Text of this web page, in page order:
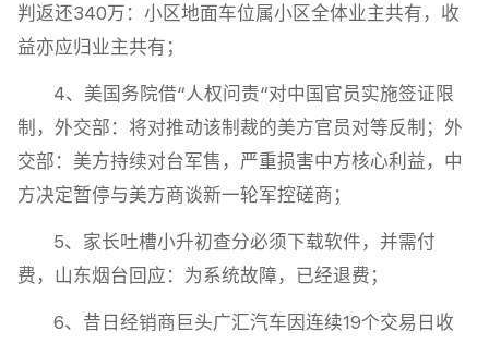
判返还340万：小区地面车位属小区全体业主共有，收
益亦应归业主共有；
4、美国务院借“人权问责“对中国官员实施签证限
制，外交部：将对推动该制裁的美方官员对等反制；外
交部：美方持续对台军售，严重损害中方核心利益，中
方决定暂停与美方商谈新一轮军控磋商；
5、家长吐槽小升初查分必须下载软件，并需付
费，山东烟台回应：为系统故障，已经退费；
6、昔日经销商巨头广汇汽车因连续19个交易日收